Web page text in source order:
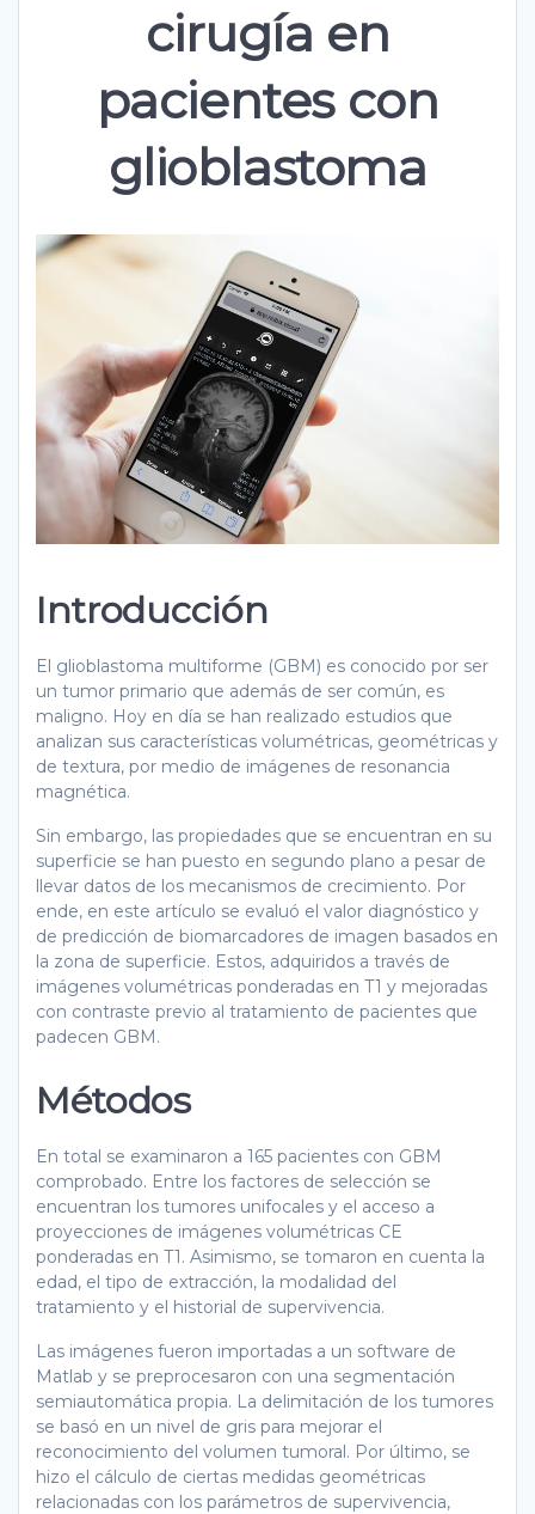
cirugía en
pacientes con
glioblastoma
Introducción
El glioblastoma multiforme (GBM) es conocido por ser
un tumor primario que además de ser común, es
maligno. Hoy en día se han realizado estudios que
analizan sus características volumétricas, geométricas y
de textura, por medio de imágenes de resonancia
magnética.
Sin embargo, las propiedades que se encuentran en su
superficie se han puesto en segundo plano a pesar de
llevar datos de los mecanismos de crecimiento. Por
ende, en este artículo se evaluó el valor diagnóstico y
de predicción de biomarcadores de imagen basados en
la zona de superficie. Estos, adquiridos a través de
imágenes volumétricas ponderadas en T1 y mejoradas
con contraste previo al tratamiento de pacientes que
padecen GBM.
Métodos
En total se examinaron a 165 pacientes con GBM
comprobado. Entre los factores de selección se
encuentran los tumores unifocales y el acceso a
proyecciones de imágenes volumétricas CE
ponderadas en T1. Asimismo, se tomaron en cuenta la
edad, el tipo de extracción, la modalidad del
tratamiento y el historial de supervivencia.
Las imágenes fueron importadas a un software de
Matlab y se preprocesaron con una segmentación
semiautomática propia. La delimitación de los tumores
se basó en un nivel de gris para mejorar el
reconocimiento del volumen tumoral. Por último, se
hizo el cálculo de ciertas medidas geométricas
relacionadas con los parámetros de supervivencia,